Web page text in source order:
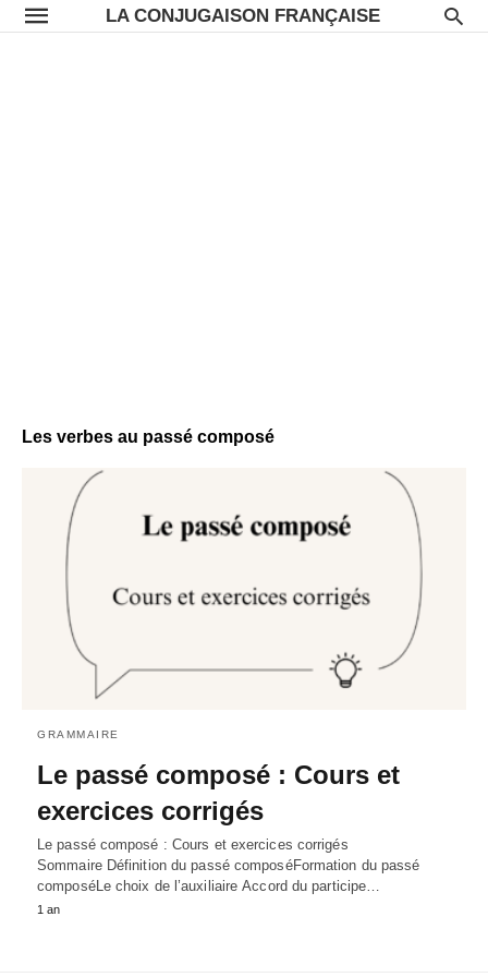
LA CONJUGAISON FRANÇAISE
Les verbes au passé composé
GRAMMAIRE
Le passé composé : Cours et
exercices corrigés
Le passé composé : Cours et exercices corrigés
Sommaire Définition du passé composéFormation du passé
composéLe choix de l’auxiliaire Accord du participe…
1 an